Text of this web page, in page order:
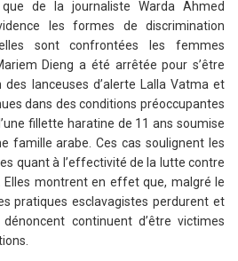
de la journaliste Warda Ahmed
les formes de discrimination
sont confrontées les femmes
Dieng a été arrêtée pour s’être
lanceuses d’alerte Lalla Vatma et
dans des conditions préoccupantes
fillette haratine de 11 ans soumise
famille arabe. Ces cas soulignent les
quant à l’effectivité de la lutte contre
Elles montrent en effet que, malgré le
pratiques esclavagistes perdurent et
continuent d’être victimes